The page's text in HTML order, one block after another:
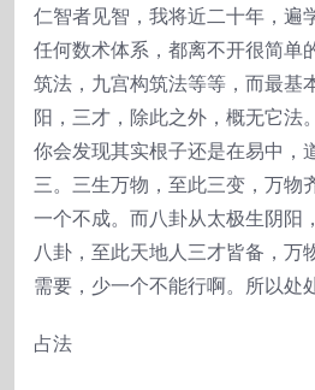
仁智者见智，我将近二十年，遍
任何数术体系，都离不开很简单
筑法，九宫构筑法等等，而最基
阳，三才，除此之外，概无它法
你会发现其实根子还是在易中，
三。三生万物，至此三变，万物
一个不成。而八卦从太极生阴阳
八卦，至此天地人三才皆备，万
需要，少一个不能行啊。所以处
占法